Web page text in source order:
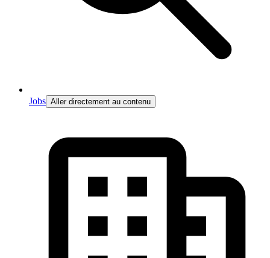
Jobs Aller directement au contenu